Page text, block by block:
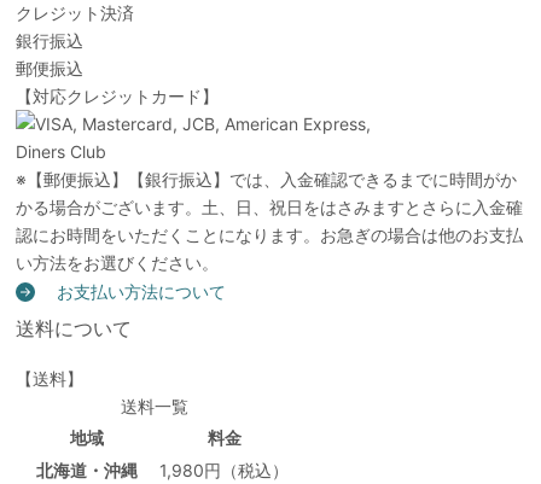
クレジット決済
銀行振込
郵便振込
【対応クレジットカード】
※【郵便振込】【銀行振込】では、入金確認できるまでに時間がか
かる場合がございます。土、日、祝日をはさみますとさらに入金確
認にお時間をいただくことになります。お急ぎの場合は他のお支払
い方法をお選びください。
お支払い方法について
送料について
【送料】
送料一覧
地域
料金
北海道・沖縄
1,980円（税込）